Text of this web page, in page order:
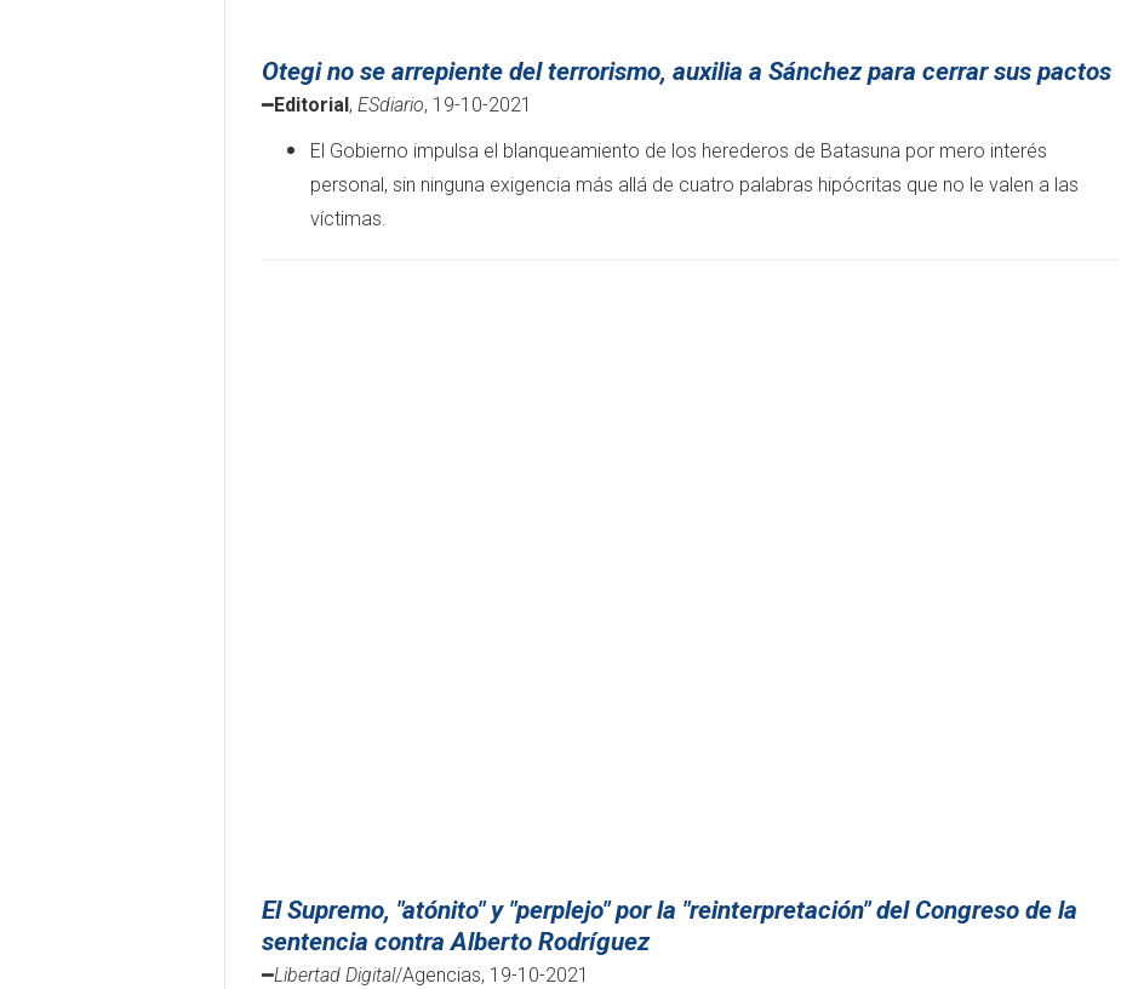
Otegi no se arrepiente del terrorismo, auxilia a Sánchez para cerrar sus pactos
━Editorial , ESdiario, 19-10-2021
El Gobierno impulsa el blanqueamiento de los herederos de Batasuna por mero interés
personal, sin ninguna exigencia más allá de cuatro palabras hipócritas que no le valen a las
víctimas.
El Supremo, "atónito" y "perplejo" por la "reinterpretación" del Congreso de la
sentencia contra Alberto Rodríguez
━Libertad Digital/Agencias, 19-10-2021